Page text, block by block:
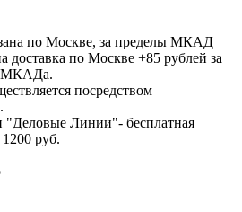
по Москве, за пределы МКАД
доставка по Москве +85 рублей за
МКАДа.
посредством
Линии"- бесплатная
руб.